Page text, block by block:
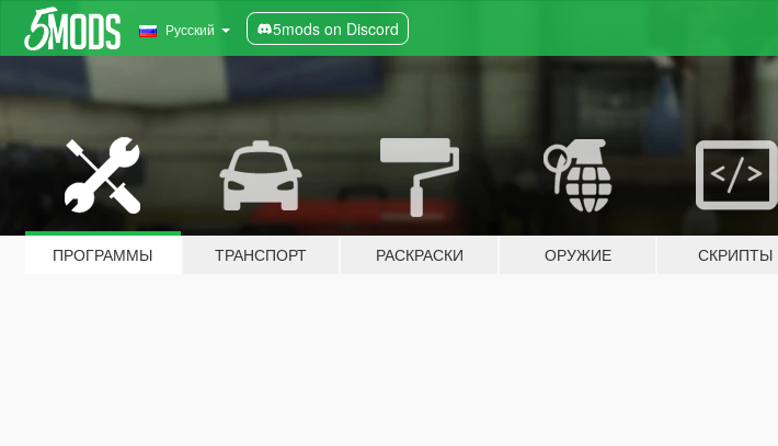
Русский 5mods on Discord
ПРОГРАММЫ ТРАНСПОРТ РАСКРАСКИ ОРУЖИЕ СКРИПТЫ